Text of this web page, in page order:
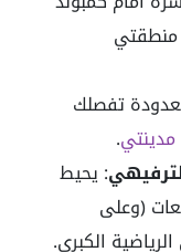
تفصلك
.
: يحيط
(وعلى
الكبرى.